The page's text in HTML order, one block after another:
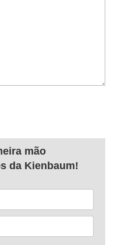
mão
da Kienbaum!